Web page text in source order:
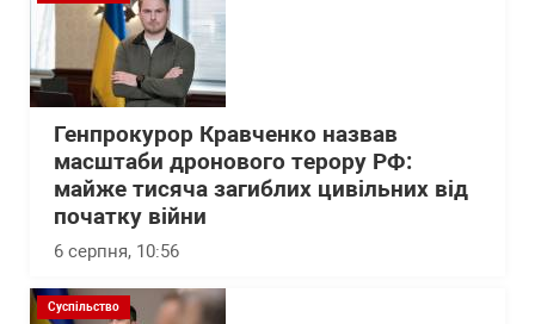
Генпрокурор Кравченко назвав
масштаби дронового терору РФ:
майже тисяча загиблих цивільних від
початку війни
6 серпня, 10:56
Суспільство